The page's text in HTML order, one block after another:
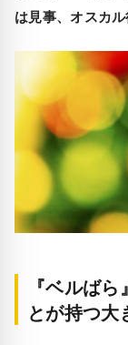
は見事、オスカル
『ベルば
とが持つ大